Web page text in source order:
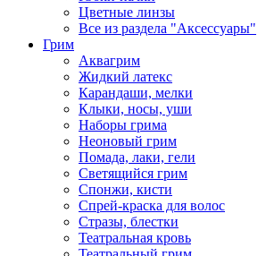
Цветные линзы
Все из раздела "Аксессуары"
Грим
Аквагрим
Жидкий латекс
Карандаши, мелки
Клыки, носы, уши
Наборы грима
Неоновый грим
Помада, лаки, гели
Светящийся грим
Спонжи, кисти
Спрей-краска для волос
Стразы, блестки
Театральная кровь